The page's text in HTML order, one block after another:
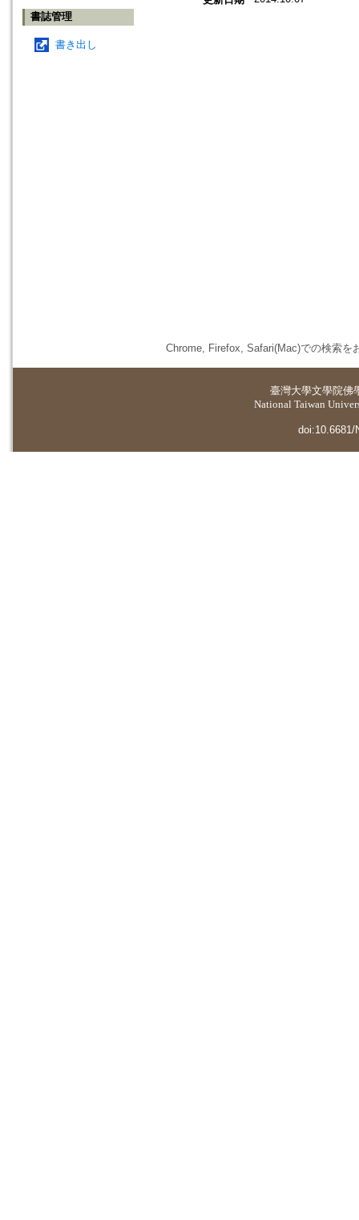
書誌管理
書き出し
Chrome, Firefox, Safari(Mac)での検索を
臺灣大學文學院佛
National Taiwan
doi:10.6681/